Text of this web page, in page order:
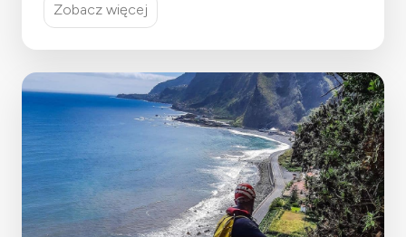
Zobacz więcej